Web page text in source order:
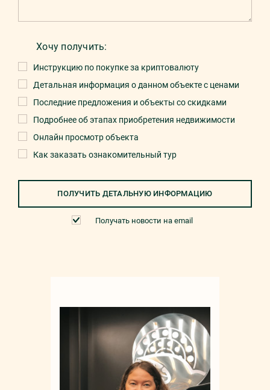
Хочу получить:
Инструкцию по покупке за криптовалюту
Детальная информация о данном объекте с ценами
Последние предложения и объекты со скидками
Подробнее об этапах приобретения недвижимости
Онлайн просмотр объекта
Как заказать ознакомительный тур
ПОЛУЧИТЬ ДЕТАЛЬНУЮ ИНФОРМАЦИЮ
Получать новости на email